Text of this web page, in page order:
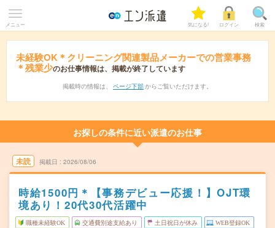
メニュー 気になる! ログイン 検索
未経験OK＊クリーニング関連製品メーカーでの営業事務
＊残業少のお仕事情報は、掲載が終了しています
掲載時の情報は、 ページ下部 からご覧いただけます。
お探しの条件に近い派遣のお仕事
未読 掲載日 2026/08/06
時給1500円＊【事務デビュー応援！】OJT環
境あり！20代30代活躍中
職種未経験OK 交通費別途支給あり 土日祝日が休み WEB登録OK